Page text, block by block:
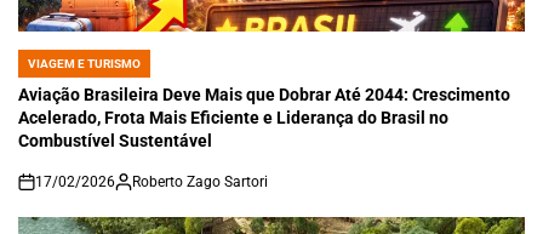
POSTED
IN
VIAGEM E TURISMO
Aviação Brasileira Deve Mais que Dobrar Até 2044: Crescimento
Acelerado, Frota Mais Eficiente e Liderança do Brasil no
Combustível Sustentável
on
17/02/2026 Roberto Zago Sartori